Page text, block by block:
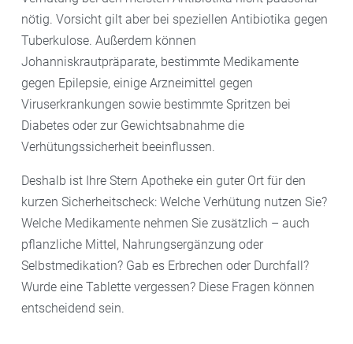
nötig. Vorsicht gilt aber bei speziellen Antibiotika gegen
Tuberkulose. Außerdem können
Johanniskrautpräparate, bestimmte Medikamente
gegen Epilepsie, einige Arzneimittel gegen
Viruserkrankungen sowie bestimmte Spritzen bei
Diabetes oder zur Gewichtsabnahme die
Verhütungssicherheit beeinflussen.
Deshalb ist Ihre Stern Apotheke ein guter Ort für den
kurzen Sicherheitscheck: Welche Verhütung nutzen Sie?
Welche Medikamente nehmen Sie zusätzlich – auch
pflanzliche Mittel, Nahrungsergänzung oder
Selbstmedikation? Gab es Erbrechen oder Durchfall?
Wurde eine Tablette vergessen? Diese Fragen können
entscheidend sein.